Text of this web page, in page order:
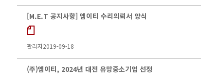
[M.E.T 공지사항] 엠이티 수리의뢰서 양식
관리자2019-09-18
(주)엠이티, 2024년 대전 유망중소기업 선정